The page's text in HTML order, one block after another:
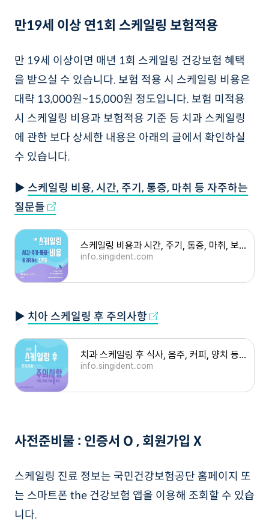
만19세 이상 연1회 스케일링 보험적용
만 19세 이상이면 매년 1회 스케일링 건강보험 혜택
을 받으실 수 있습니다. 보험 적용 시 스케일링 비용은
대략 13,000원~15,000원 정도입니다. 보험 미적용
시 스케일링 비용과 보험적용 기준 등 치과 스케일링
에 관한 보다 상세한 내용은 아래의 글에서 확인하실
수 있습니다.
▶ 스케일링 비용, 시간, 주기, 통증, 마취 등 자주하는
질문들
스케일링 비용과 시간, 주기, 통증, 마취, 보험적용 등 자주하는 질문들
info.singident.com
▶ 치아 스케일링 후 주의사항
치과 스케일링 후 식사, 음주, 커피, 양치 등 지켜야할 주의사항
info.singident.com
사전준비물 : 인증서 O , 회원가입 X
스케일링 진료 정보는 국민건강보험공단 홈페이지 또
는 스마트폰 the 건강보험 앱을 이용해 조회할 수 있습
니다.